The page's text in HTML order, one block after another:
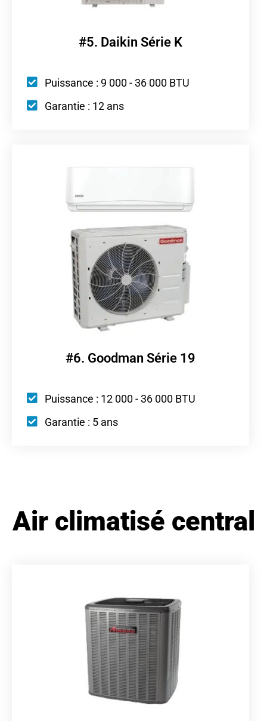
#5. Daikin Série K
Puissance : 9 000 - 36 000 BTU
Garantie : 12 ans
#6. Goodman Série 19
Puissance : 12 000 - 36 000 BTU
Garantie : 5 ans
Air climatisé central